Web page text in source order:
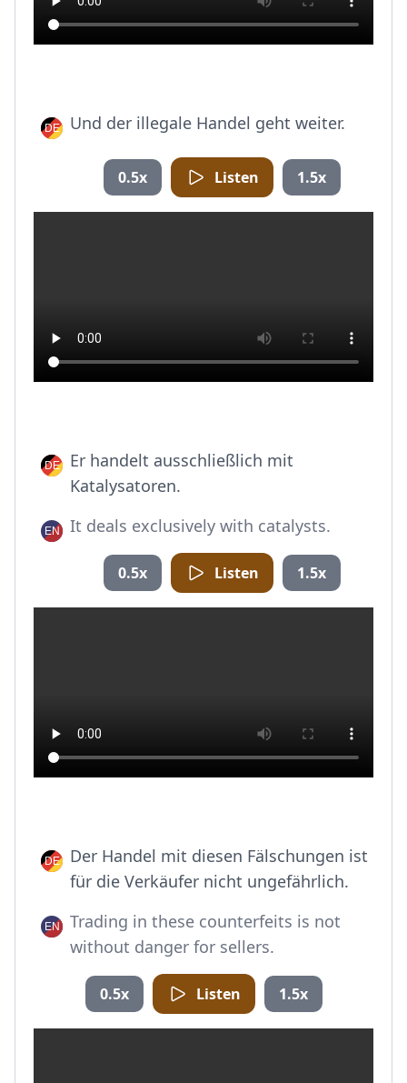
Und der illegale Handel geht weiter.
0.5x Listen 1.5x
Er handelt ausschließlich mit
Katalysatoren.
It deals exclusively with catalysts.
0.5x Listen 1.5x
Der Handel mit diesen Fälschungen ist
für die Verkäufer nicht ungefährlich.
Trading in these counterfeits is not
without danger for sellers.
0.5x Listen 1.5x